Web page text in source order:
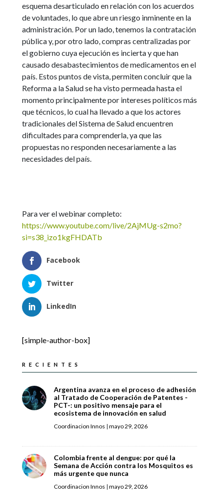
esquema desarticulado en relación con los acuerdos
de voluntades, lo que abre un riesgo inminente en la
administración. Por un lado, tenemos la contratación
pública y, por otro lado, compras centralizadas por
el gobierno cuya ejecución es incierta y que han
causado desabastecimientos de medicamentos en el
país. Estos puntos de vista, permiten concluir que la
Reforma a la Salud se ha visto permeada hasta el
momento principalmente por intereses políticos más
que técnicos, lo cual ha llevado a que los actores
tradicionales del Sistema de Salud encuentren
dificultades para comprenderla, ya que las
propuestas no responden necesariamente a las
necesidades del país.
Para ver el webinar completo:
https://www.youtube.com/live/2AjMUg-s2mo?
si=s38_izo1kgFHDATb
Facebook
Twitter
LinkedIn
[simple-author-box]
RECIENTES
Argentina avanza en el proceso de adhesión
al Tratado de Cooperación de Patentes -
PCT-: un positivo mensaje para el
ecosistema de innovación en salud
Coordinacion Innos | mayo 29, 2026
Colombia frente al dengue: por qué la
Semana de Acción contra los Mosquitos es
más urgente que nunca
Coordinacion Innos | mayo 29, 2026